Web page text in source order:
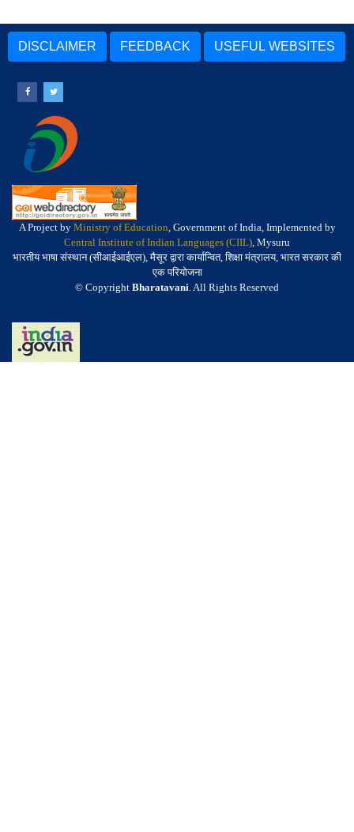
DISCLAIMER FEEDBACK USEFUL WEBSITES
A Project by Ministry of Education, Government of India, Implemented by
Central Institute of Indian Languages (CIIL), Mysuru
भारतीय भाषा संस्थान (सीआईआईएल), मैसूर द्वारा कार्यान्वित, शिक्षा मंत्रालय, भारत सरकार की
एक परियोजना
© Copyright Bharatavani. All Rights Reserved